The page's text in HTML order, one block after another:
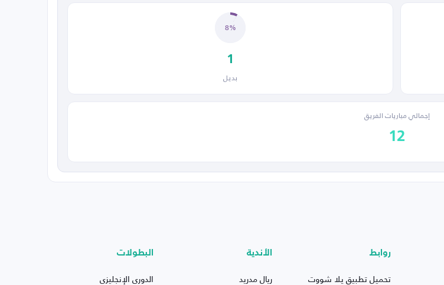
8%
1
بديل
إجمالي مباريات الفريق
12
روابط
تحميل تطبيق يلا شووت
الأندية
ريال مدريد
البطولات
الدوري الإنجليزي